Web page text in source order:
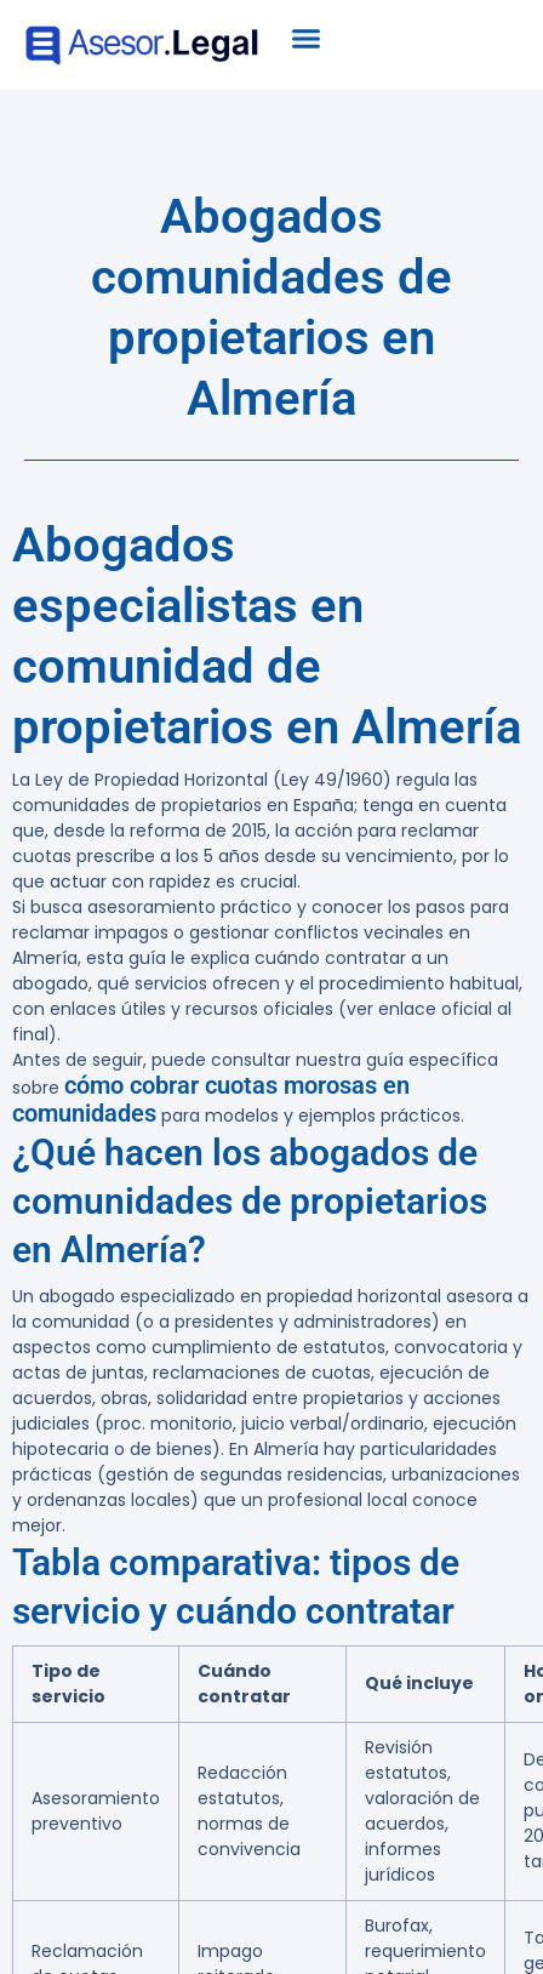
Abogados
comunidades de
propietarios en
Almería
Abogados
especialistas en
comunidad de
propietarios en Almería
La Ley de Propiedad Horizontal (Ley 49/1960) regula las
comunidades de propietarios en España; tenga en cuenta
que, desde la reforma de 2015, la acción para reclamar
cuotas prescribe a los 5 años desde su vencimiento, por lo
que actuar con rapidez es crucial.
Si busca asesoramiento práctico y conocer los pasos para
reclamar impagos o gestionar conflictos vecinales en
Almería, esta guía le explica cuándo contratar a un
abogado, qué servicios ofrecen y el procedimiento habitual,
con enlaces útiles y recursos oficiales (ver enlace oficial al
final).
Antes de seguir, puede consultar nuestra guía específica
sobre cómo cobrar cuotas morosas en
comunidades para modelos y ejemplos prácticos.
¿Qué hacen los abogados de
comunidades de propietarios
en Almería?
Un abogado especializado en propiedad horizontal asesora a
la comunidad (o a presidentes y administradores) en
aspectos como cumplimiento de estatutos, convocatoria y
actas de juntas, reclamaciones de cuotas, ejecución de
acuerdos, obras, solidaridad entre propietarios y acciones
judiciales (proc. monitorio, juicio verbal/ordinario, ejecución
hipotecaria o de bienes). En Almería hay particularidades
prácticas (gestión de segundas residencias, urbanizaciones
y ordenanzas locales) que un profesional local conoce
mejor.
Tabla comparativa: tipos de
servicio y cuándo contratar
Tipo de
servicio
Cuándo
contratar
Qué incluye
Asesoramiento
preventivo
Redacción
estatutos,
normas de
convivencia
Revisión
estatutos,
valoración de
acuerdos,
informes
jurídicos
Reclamación
Impago
Burofax,
requerimiento